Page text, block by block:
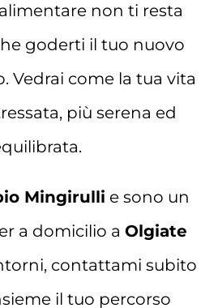
non ti resta
goderti il tuo nuovo
Vedrai come la tua vita
più serena ed
Mingirulli e sono un
a domicilio a Olgiate
contattami subito
il tuo percorso